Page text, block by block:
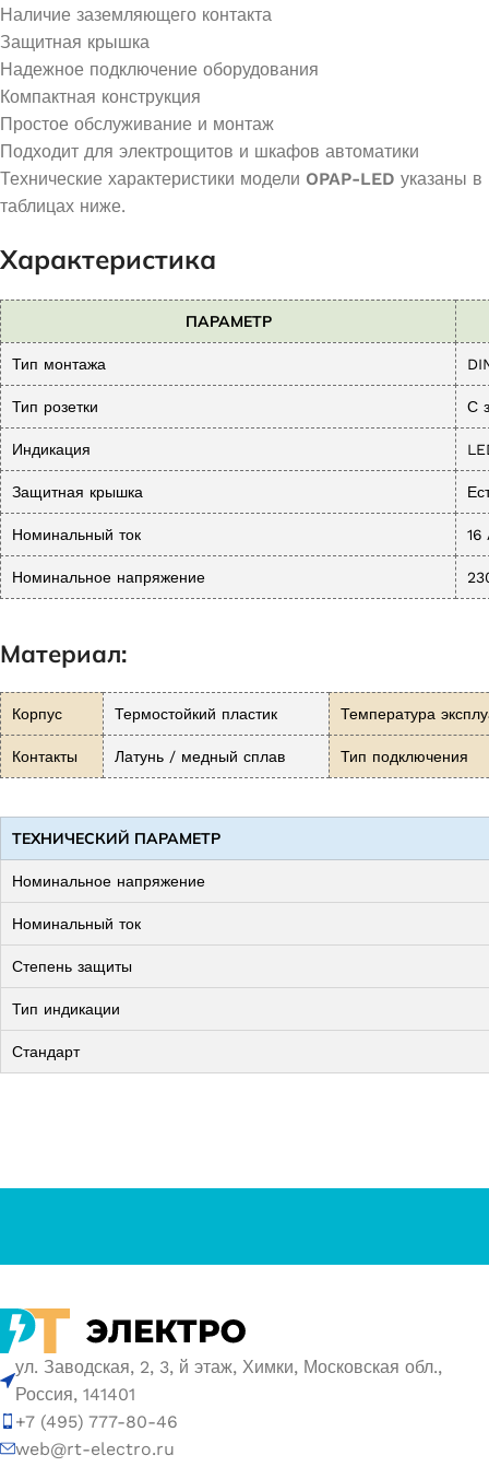
Наличие заземляющего контакта
Защитная крышка
Надежное подключение оборудования
Компактная конструкция
Простое обслуживание и монтаж
Подходит для электрощитов и шкафов автоматики
Технические характеристики модели OPAP-LED указаны в
таблицах ниже.
Характеристика
ПАРАМЕТР
Тип монтажа
Тип розетки С
Индикация
Защитная крышка
Номинальный ток 16
Номинальное напряжение
Материал:
Корпус Термостойкий пластик Температура
Контакты Латунь / медный сплав Тип подключения
ТЕХНИЧЕСКИЙ ПАРАМЕТР
Номинальное напряжение
Номинальный ток
Степень защиты
Тип индикации
Стандарт
ул. Заводская, 2, 3, й этаж, Химки, Московская обл.,
Россия, 141401
+7 (495) 777-80-46
web@rt-electro.ru